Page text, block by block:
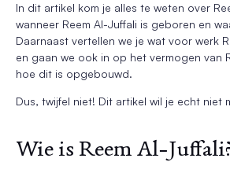
In dit artikel kom je alles te weten over
wanneer Reem Al-Juffali is geboren en
Daarnaast vertellen we je wat voor werk
en gaan we ook in op het vermogen van
hoe dit is opgebouwd.
Dus, twijfel niet! Dit artikel wil je echt niet
Wie is Reem Al-